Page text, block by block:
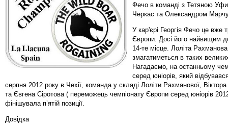
Фечо в команді з Тетяною
Черкас та Олександром
У кар'єрі Георгія Фечо це вже
Європи. Досі його найвищим
14-те місце. Лоліта
змагатиметься в таких
Нагадаємо, на останньому
серед юніорів, який
серпня 2012 року в Чехії, команда у складі Лоліти Рахманової,
та Євгена Сіротова ( переможець чемпіонату Європи серед юніорів
фінішувала п’ятій позиції.
Довідка